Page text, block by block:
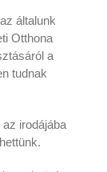
általunk
Otthona
a
tudnak
irodájába